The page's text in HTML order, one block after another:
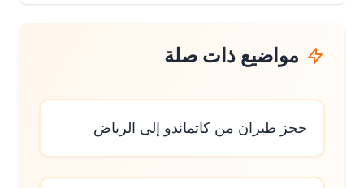
مواضيع ذات صلة
حجز طيران من كاتماندو إلى الرياض